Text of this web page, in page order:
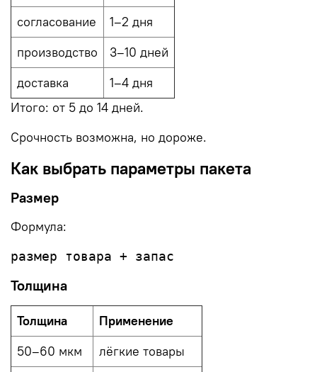
согласование
1–2 дня
производство
3–10 дней
доставка
1–4 дня
Итого: от 5 до 14 дней.
Срочность возможна, но дороже.
Как выбрать параметры пакета
Размер
Формула:
Толщина
Толщина
Применение
50–60 мкм
лёгкие товары